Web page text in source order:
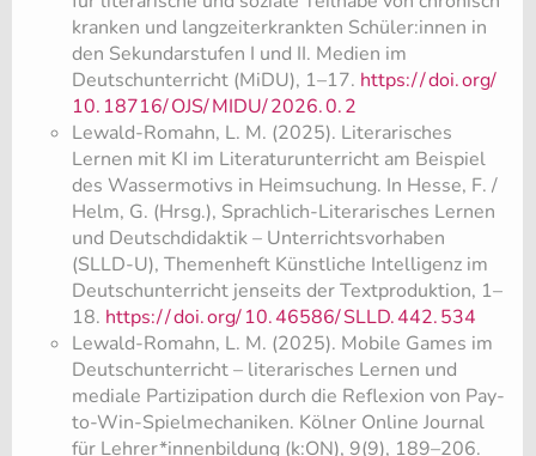
kranken und langzeiterkrankten Schüler:innen in
den Sekundarstufen I und II. Medien im
Deutschunterricht (MiDU), 1–17. https://doi.org/
10. 18716/OJS/MIDU/2026.0.2
Lewald-Romahn, L. M. (2025). Literarisches
Lernen mit KI im Literaturunterricht am Beispiel
des Wassermotivs in Heimsuchung. In Hesse, F. /
Helm, G. (Hrsg.), Sprachlich-Literarisches Lernen
und Deutschdidaktik – Unterrichtsvorhaben
(SLLD-U), Themenheft Künstliche Intelligenz im
Deutschunterricht jenseits der Textproduktion, 1–
18. https://doi.org/10.46586/SLLD.442.534
Lewald-Romahn, L. M. (2025). Mobile Games im
Deutschunterricht – literarisches Lernen und
mediale Partizipation durch die Reflexion von Pay-
to-Win-Spielmechaniken. Kölner Online Journal
für Lehrer*innenbildung (k:ON), 9(9), 189–206.